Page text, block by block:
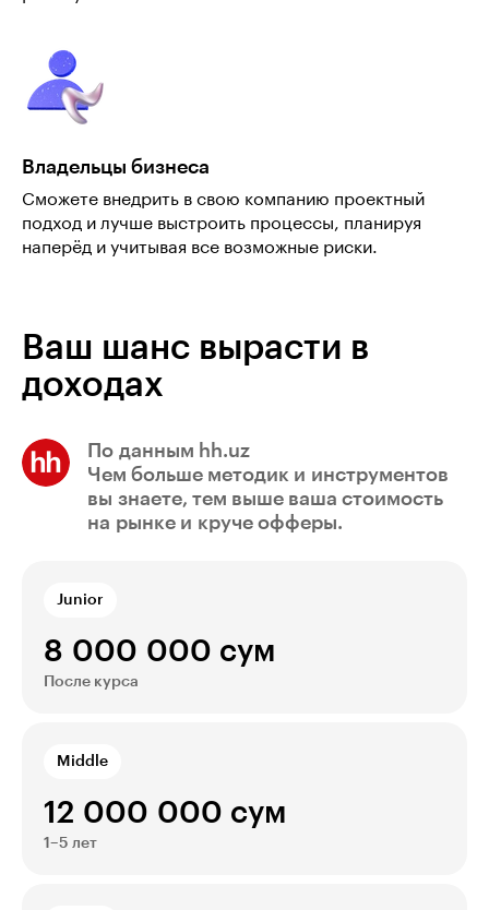
Владельцы бизнеса
Сможете внедрить в свою компанию проектный
подход и лучше выстроить процессы, планируя
наперёд и учитывая все возможные риски.
Ваш шанс вырасти в
доходах
По данным hh.uz
Чем больше методик и инструментов
вы знаете, тем выше ваша стоимость
на рынке и круче офферы.
8 000 000 сум
Junior
После курса
12 000 000 сум
Middle
1–5 лет